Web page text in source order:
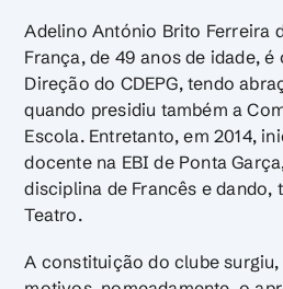
Adelino António Brito Ferreira
França, de 49 anos de idade, é
Direção do CDEPG, tendo
quando presidiu também a
Escola. Entretanto, em 2014,
docente na EBI de Ponta
disciplina de Francês e dando,
Teatro.
A constituição do clube